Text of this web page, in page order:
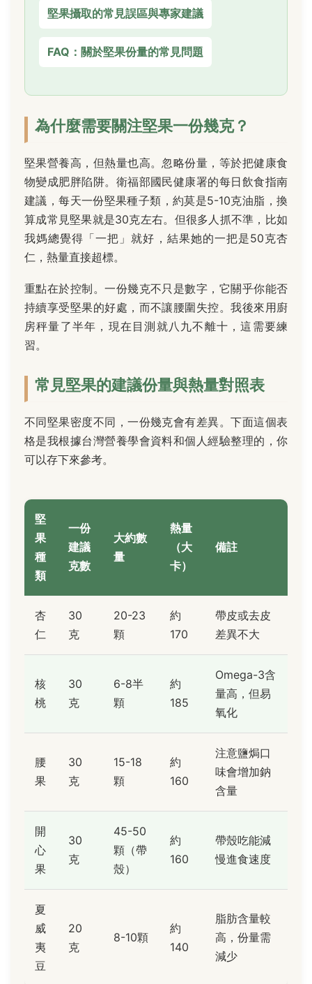
堅果攝取的常見誤區與專家建議
FAQ：關於堅果份量的常見問題
為什麼需要關注堅果一份幾克？
堅果營養高，但熱量也高。忽略份量，等於把健康食
物變成肥胖陷阱。衛福部國民健康署的每日飲食指南
建議，每天一份堅果種子類，約莫是5-10克油脂，換
算成常見堅果就是30克左右。但很多人抓不準，比如
我媽總覺得「一把」就好，結果她的一把是50克杏
仁，熱量直接超標。
重點在於控制。一份幾克不只是數字，它關乎你能否
持續享受堅果的好處，而不讓腰圍失控。我後來用廚
房秤量了半年，現在目測就八九不離十，這需要練
習。
常見堅果的建議份量與熱量對照表
不同堅果密度不同，一份幾克會有差異。下面這個表
格是我根據台灣營養學會資料和個人經驗整理的，你
可以存下來參考。
堅
果
種
類
一份
建議
克數
大約數
量
熱量
（大
卡）
備註
杏
仁
30
克
20-23
顆
約
170
帶皮或去皮
差異不大
核
桃
30
克
6-8半
顆
約
185
Omega-3含
量高，但易
氧化
腰
果
30
克
15-18
顆
約
160
注意鹽焗口
味會增加鈉
含量
開
心
果
30
克
45-50
顆（帶
殼）
約
160
帶殼吃能減
慢進食速度
夏
威
夷
豆
20
克
8-10顆
約
140
脂肪含量較
高，份量需
減少